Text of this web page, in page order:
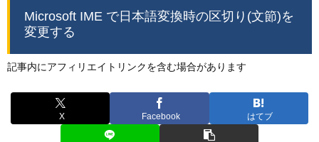
Microsoft IME で日本語変換時の区切り(文節)を
変更する
記事内にアフィリエイトリンクを含む場合があります
X Facebook はてブ